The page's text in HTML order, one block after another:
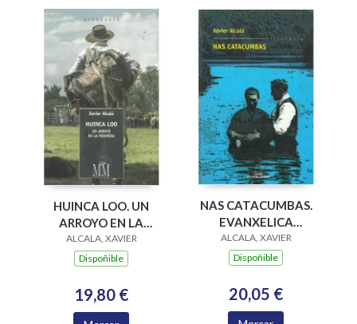
HUINCA LOO. UN
ARROYO EN LA
FRONTERA
ALCALA, XAVIER
Dispoñible
19,80 €
NAS CATACUMBAS.
EVANXELICA
MEMORIA II
ALCALA, XAVIER
Dispoñible
20,05 €